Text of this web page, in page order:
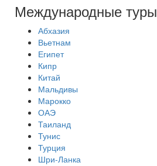
Международные туры
Абхазия
Вьетнам
Египет
Кипр
Китай
Мальдивы
Марокко
ОАЭ
Таиланд
Тунис
Турция
Шри-Ланка